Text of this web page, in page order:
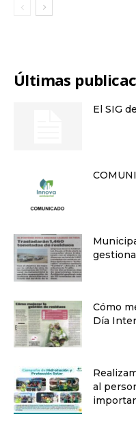
Últimas
El SIG
Cómo
Día
al